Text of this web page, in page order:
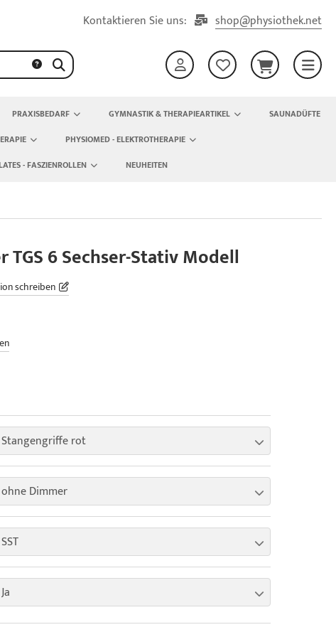
Kontaktieren Sie uns: shop@physiothek.net
PRAXISBEDARF GYMNASTIK & THERAPIEARTIKEL
SAUNADÜFTE
PHYSIOMED - ELEKTROTHERAPIE
- FASZIENROLLEN NEUHEITEN
6 Sechser-Stativ Modell
schreiben
Stangengriffe rot
ohne Dimmer
SST
Ja